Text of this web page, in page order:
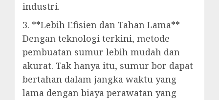
industri.
3. **Lebih Efisien dan Tahan Lama**
Dengan teknologi terkini, metode
pembuatan sumur lebih mudah dan
akurat. Tak hanya itu, sumur bor dapat
bertahan dalam jangka waktu yang
lama dengan biaya perawatan yang